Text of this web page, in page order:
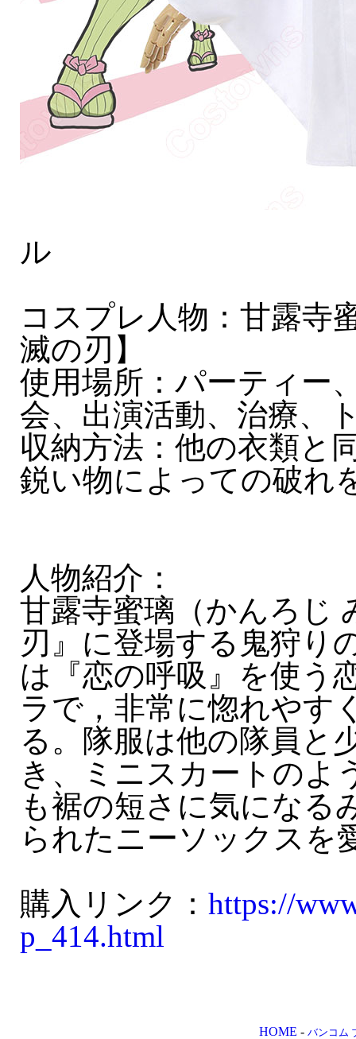
ル
コスプレ人物：甘露寺
滅の刃】
使用場所：パーティー
会、出演活動、治療、
収納方法：他の衣類と
鋭い物によっての破れ
人物紹介：
甘露寺蜜璃（かんろじ
刃』に登場する鬼狩り
は『恋の呼吸』を使う
ラで，非常に惚れやす
る。隊服は他の隊員と
き、ミニスカートのよ
も裾の短さに気になる
られたニーソックスを
購入リンク： https://
p_414.html
HOME - バンコム